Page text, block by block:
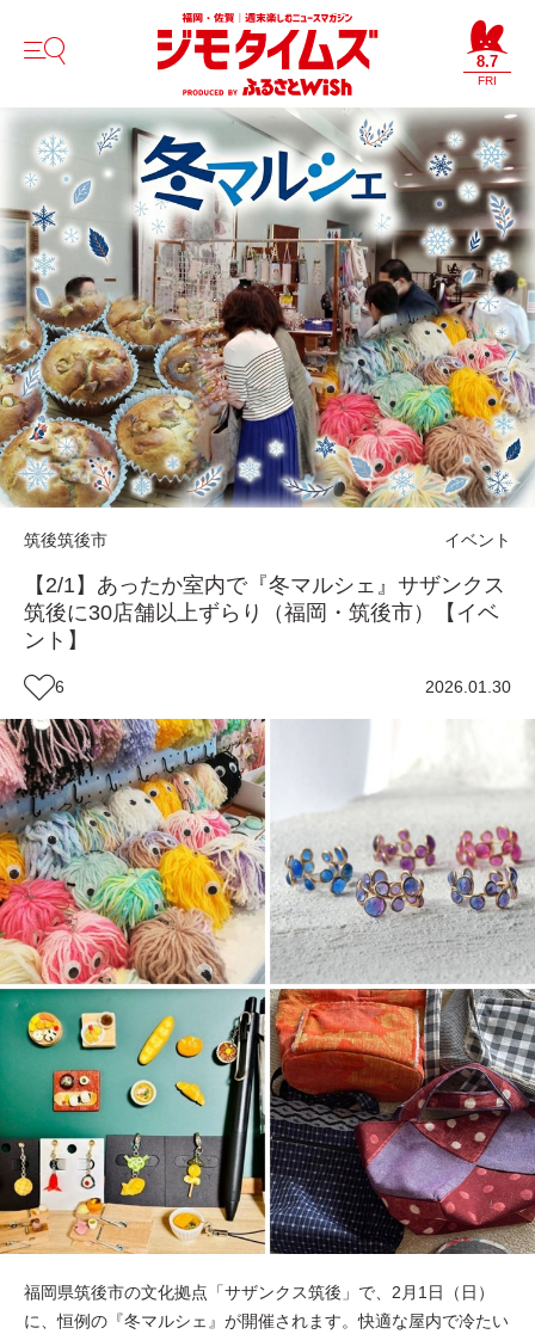
8.7
FRI
筑後筑後市 イベント
【2/1】あったか室内で『冬マルシェ』サザンクス
筑後に30店舗以上ずらり（福岡・筑後市）【イベ
ント】
6 2026.01.30
福岡県筑後市の文化拠点「サザンクス筑後」で、2月1日（日）
に、恒例の『冬マルシェ』が開催されます。快適な屋内で冷たい